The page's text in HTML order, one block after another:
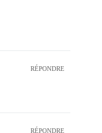
RÉPONDRE
RÉPONDRE